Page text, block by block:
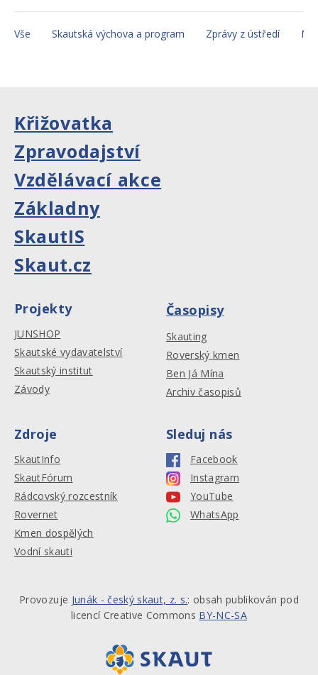
Vše Skautská výchova a program Zprávy z ústředí
Křižovatka
Zpravodajství
Vzdělávací akce
Základny
SkautIS
Skaut.cz
Projekty
JUNSHOP
Skautské vydavatelství
Skautský institut
Závody
Časopisy
Skauting
Roverský kmen
Ben Já Mína
Archiv časopisů
Zdroje
SkautInfo
SkautFórum
Rádcovský rozcestník
Rovernet
Kmen dospělých
Vodní skauti
Sleduj nás
Facebook
Instagram
YouTube
WhatsApp
Provozuje Junák - český skaut, z. s.: obsah publikován pod
licencí Creative Commons BY-NC-SA